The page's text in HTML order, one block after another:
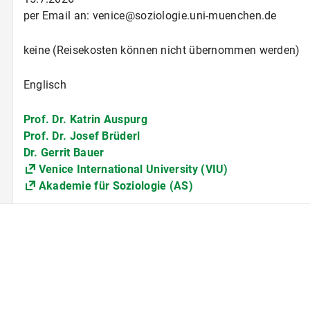
per Email an: venice@soziologie.uni-muenchen.de
keine (Reisekosten können nicht übernommen werden)
Englisch
Prof. Dr. Katrin Auspurg
Prof. Dr. Josef Brüderl
Dr. Gerrit Bauer
Venice International University (VIU)
Akademie für Soziologie (AS)